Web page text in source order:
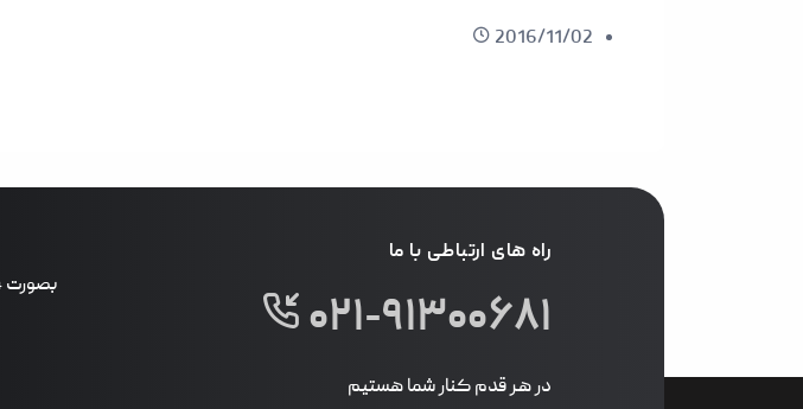
2016/11/02
راه های ارتباطی با ما
۰۲۱-۹۱۳۰۰۶۸۱
در هر قدم کنار شما هستیم
بصورت 24 ساعته در تمامی ایام از طریق ارسال تیکت پاسخگوی شما هستیم.